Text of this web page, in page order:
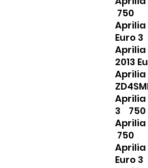
750
Aprilia
Euro
Aprilia
2013
Aprilia
Aprilia
3 750
Aprilia
750
Aprilia
Euro